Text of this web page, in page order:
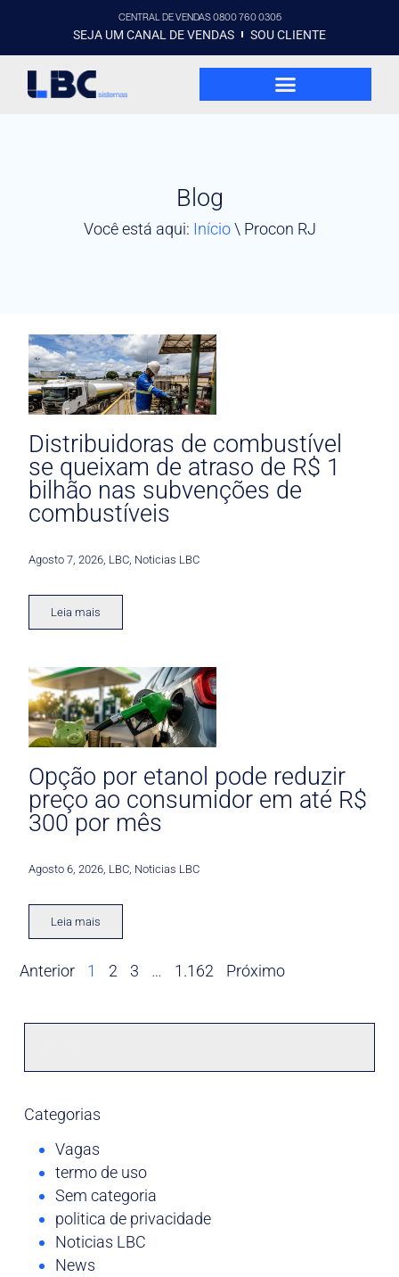
CENTRAL DE VENDAS 0800 760 0305
SEJA UM CANAL DE VENDAS SOU CLIENTE
Blog
Você está aqui: Início\ Procon RJ
Distribuidoras de combustível
se queixam de atraso de R$ 1
bilhão nas subvenções de
combustíveis
Agosto 7, 2026 LBC Noticias LBC
Leia mais
Opção por etanol pode reduzir
preço ao consumidor em até R$
300 por mês
Agosto 6, 2026 LBC Noticias LBC
Leia mais
Anterior 1 2 3 … 1.162 Próximo
Categorias
Vagas
termo de uso
Sem categoria
politica de privacidade
Noticias LBC
News